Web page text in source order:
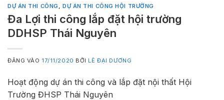
DỰ ÁN THI CÔNG, DỰ ÁN THI CÔNG HỘI TRƯỜNG
Đa Lợi thi công lắp đặt hội trường
DDHSP Thái Nguyên
ĐĂNG VÀO 17/11/2020 BỞI LÊ ĐẠI DƯƠNG
Hoạt động dự án thi công và lắp đặt nội thất Hội
Trường ĐHSP Thái Nguyên